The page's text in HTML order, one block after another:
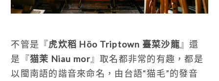
不管是『虎炊稻 Höo Triptown 臺菜沙龍』還
是『猫茉 Niau mor』取名都非常的有趣，都是
以閩南語的諧音來命名，由台語“猫毛”的發音